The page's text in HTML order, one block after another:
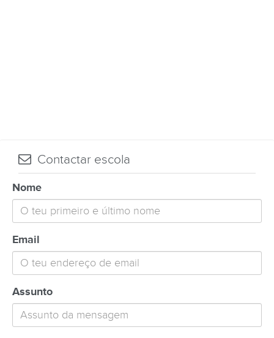
Contactar escola
Nome
Email
Assunto